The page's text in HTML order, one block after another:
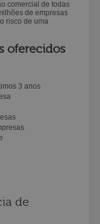
comercial de todas
de empresas
risco de uma
oferecidos
3 anos
de